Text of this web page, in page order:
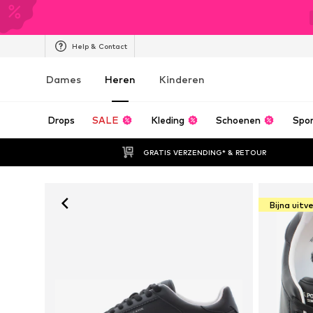
Help & Contact
Dames Heren Kinderen
Drops SALE Kleding Schoenen
GRATIS VERZENDING* & RETOUR
Bijna